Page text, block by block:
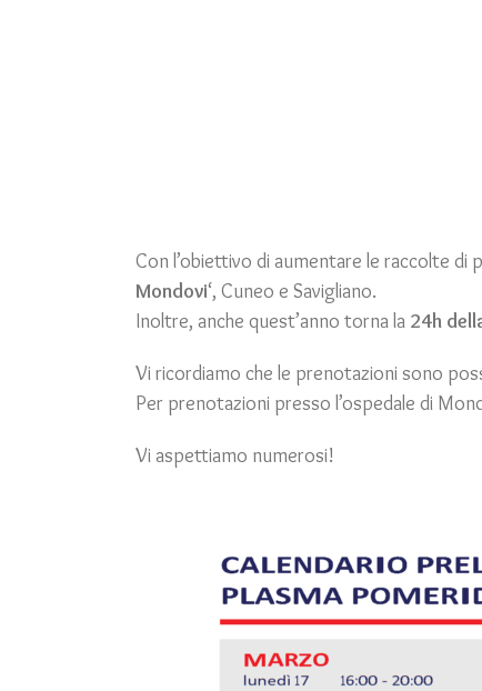
Con l’obiettivo di aumentare le raccolte di
Mondovi‘, Cuneo e Savigliano.
Inoltre, anche quest’anno torna la 24h
Vi ricordiamo che le prenotazioni sono
Per prenotazioni presso l’ospedale di
Vi aspettiamo numerosi!